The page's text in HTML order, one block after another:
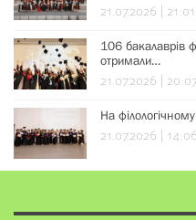
21.07.2026 | 21:01
106 бакалаврів
отримали…
21.07.2026 |
На
21.07.2026 | 14:06